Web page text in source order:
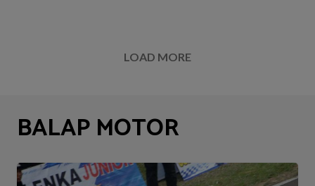
LOAD MORE
BALAP MOTOR